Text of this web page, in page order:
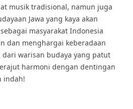
musik tradisional, namun juga
Jawa yang kaya akan
masyarakat Indonesia
dan menghargai keberadaan
warisan budaya yang patut
harmoni dengan dentingan
indah!